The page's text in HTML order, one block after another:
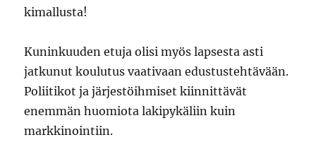
kimallusta!
Kuninkuuden etuja olisi myös lapsesta asti
jatkunut koulutus vaativaan edustustehtävään.
Poliitikot ja järjestöihmiset kiinnittävät
enemmän huomiota lakipykäliin kuin
markkinointiin.